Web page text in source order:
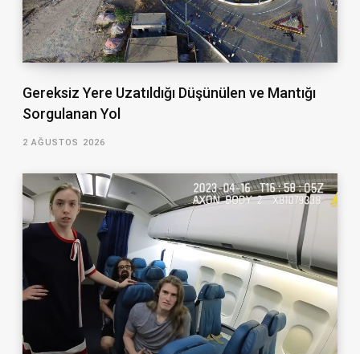
Gereksiz Yere Uzatıldığı Düşünülen ve Mantığı
Sorgulanan Yol
2 AĞUSTOS 2026